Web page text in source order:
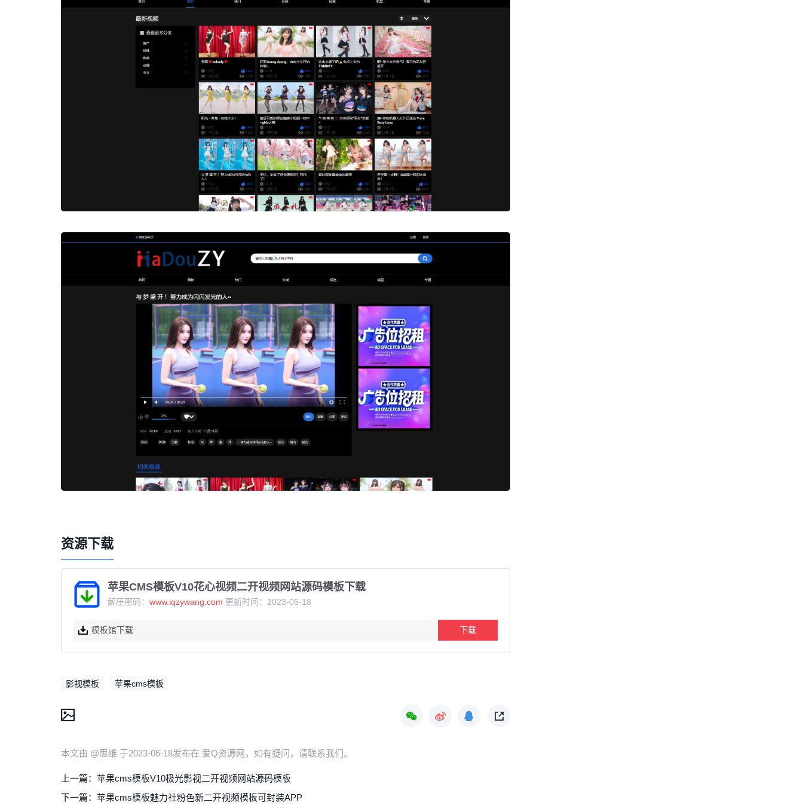
资源下载
苹果CMS模板V10花心视频二开视频网站源码模板下载
解压密码： www.iqzywang.com 更新时间：2023-06-18
模板馆下载 下载
影视模板 苹果cms模板
本文由 @思维 于2023-06-18发布在 爱Q资源网，如有疑问，请联系我们。
上一篇： 苹果cms模板V10极光影视二开视频网站源码模板
下一篇： 苹果cms模板魅力社粉色新二开视频模板可封装APP